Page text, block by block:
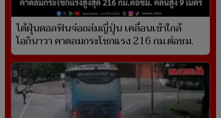
ไต้ฝุ่นดอลฟินจ่อถล่มญี่ปุ่น เคลื่อนเข้าใกล้
โอกินาวา คาดลมกระโชกแรง 216 กม.ต่อชม.